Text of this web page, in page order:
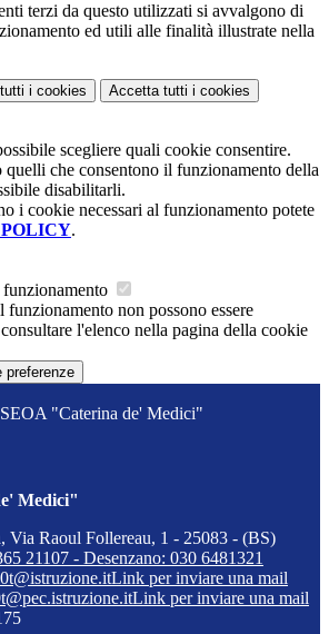
terzi da questo utilizzati si avvalgono di
ed utili alle finalità illustrate nella
i cookies Accetta tutti i cookies
scegliere quali cookie consentire.
quelli che consentono il funzionamento della
disabilitarli.
i cookie necessari al funzionamento potete
.
funzionamento non possono essere
l'elenco nella pagina della cookie
preferenze
"Caterina de' Medici"
Medici"
Via Raoul Follereau, 1 - 25083 - (BS)
21107 - Desenzano: 030 6481321
Link per inviare una mail
Link per inviare una mail